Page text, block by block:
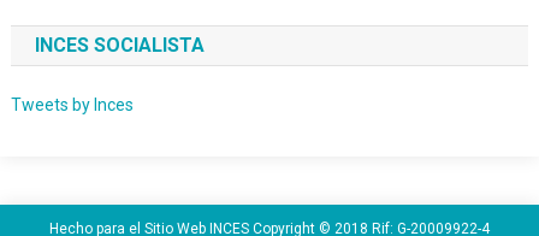
INCES SOCIALISTA
Tweets by Inces
Hecho para el Sitio Web INCES Copyright © 2018 Rif: G-20009922-4